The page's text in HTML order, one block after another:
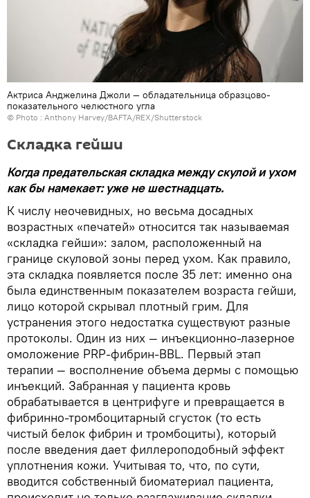
Актриса Анджелина Джоли — обладательница образцово-
показательного челюстного угла
© Photo : Anthony Harvey/BAFTA/REX/Shutterstock
Складка гейши
Когда предательская складка между скулой и ухом
как бы намекает: уже не шестнадцать.
К числу неочевидных, но весьма досадных
возрастных «печатей» относится так называемая
«складка гейши»: залом, расположенный на
границе скуловой зоны перед ухом. Как правило,
эта складка появляется после 35 лет: именно она
была единственным показателем возраста гейши,
лицо которой скрывал плотный грим. Для
устранения этого недостатка существуют разные
протоколы. Один из них — инъекционно-лазерное
омоложение PRP-фибрин-BBL. Первый этап
терапии — восполнение объема дермы с помощью
инъекций. Забранная у пациента кровь
обрабатывается в центрифуге и превращается в
фибринно-тромбоцитарный сгусток (то есть
чистый белок фибрин и тромбоциты), который
после введения дает филлероподобный эффект
уплотнения кожи. Учитывая то, что, по сути,
вводится собственный биоматериал пациента,